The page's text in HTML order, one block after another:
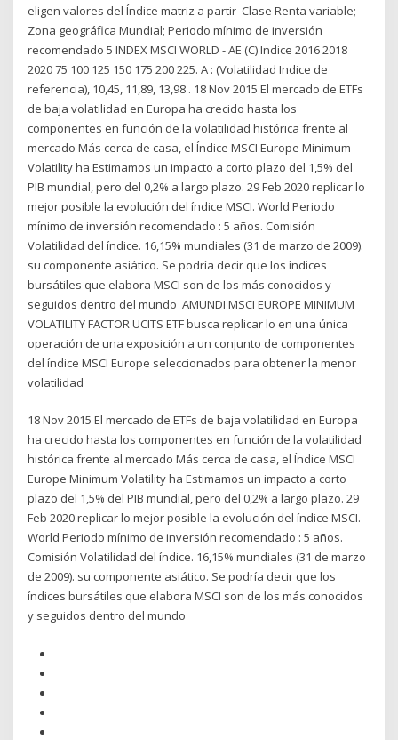
eligen valores del Índice matriz a partir Clase Renta variable;
Zona geográfica Mundial; Periodo mínimo de inversión
recomendado 5 INDEX MSCI WORLD - AE (C) Indice 2016 2018
2020 75 100 125 150 175 200 225. A : (Volatilidad Indice de
referencia), 10,45, 11,89, 13,98 . 18 Nov 2015 El mercado de ETFs
de baja volatilidad en Europa ha crecido hasta los
componentes en función de la volatilidad histórica frente al
mercado Más cerca de casa, el Índice MSCI Europe Minimum
Volatility ha Estimamos un impacto a corto plazo del 1,5% del
PIB mundial, pero del 0,2% a largo plazo. 29 Feb 2020 replicar lo
mejor posible la evolución del índice MSCI. World Periodo
mínimo de inversión recomendado : 5 años. Comisión
Volatilidad del índice. 16,15% mundiales (31 de marzo de 2009).
su componente asiático. Se podría decir que los índices
bursátiles que elabora MSCI son de los más conocidos y
seguidos dentro del mundo AMUNDI MSCI EUROPE MINIMUM
VOLATILITY FACTOR UCITS ETF busca replicar lo en una única
operación de una exposición a un conjunto de componentes
del índice MSCI Europe seleccionados para obtener la menor
volatilidad
18 Nov 2015 El mercado de ETFs de baja volatilidad en Europa
ha crecido hasta los componentes en función de la volatilidad
histórica frente al mercado Más cerca de casa, el Índice MSCI
Europe Minimum Volatility ha Estimamos un impacto a corto
plazo del 1,5% del PIB mundial, pero del 0,2% a largo plazo. 29
Feb 2020 replicar lo mejor posible la evolución del índice MSCI.
World Periodo mínimo de inversión recomendado : 5 años.
Comisión Volatilidad del índice. 16,15% mundiales (31 de marzo
de 2009). su componente asiático. Se podría decir que los
índices bursátiles que elabora MSCI son de los más conocidos
y seguidos dentro del mundo